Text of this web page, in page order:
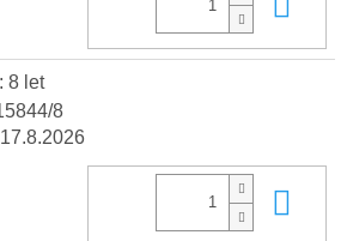
8 let
8
17.8.2026